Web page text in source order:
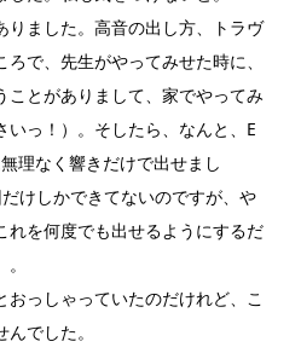
りました。高音の出し方、トラヴ
で、先生がやってみせた時に、
ことがありまして、家でやってみ
いっ！）。そしたら、なんと、E
理なく響きだけで出せまし
けしかできてないのですが、や
れを何度でも出せるようにするだ
っしゃっていたのだけれど、こ
でした。